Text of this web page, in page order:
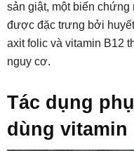
sản giật, một biến chứng
được đặc trưng bởi
axit folic và vitamin B12
nguy cơ.
Tác dụng
dùng vitamin